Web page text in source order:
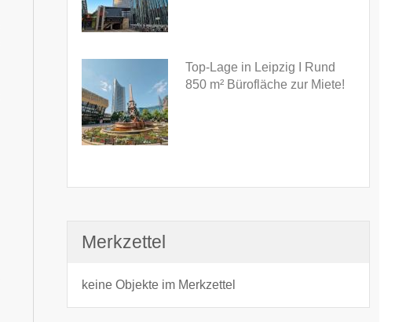
Top-Lage in Leipzig I Rund
850 m² Bürofläche zur Miete!
Merkzettel
keine Objekte im Merkzettel